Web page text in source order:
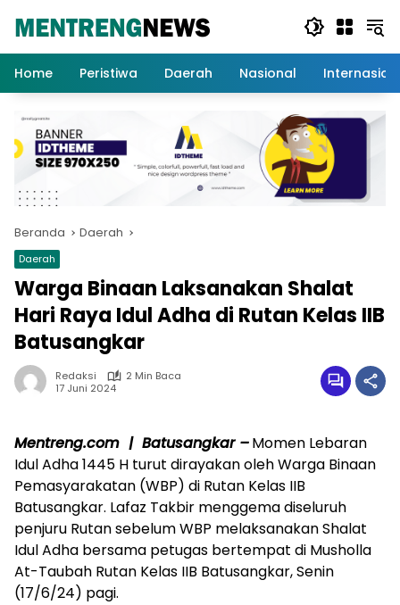
Home
Peristiwa Daerah Nasional
Beranda Daerah
Daerah
Warga Binaan Laksanakan Shalat
Hari Raya Idul Adha di Rutan Kelas IIB
Batusangkar
Redaksi
2 Min Baca
17 Juni 2024
Mentreng.com | Batusangkar –Momen Lebaran
Idul Adha 1445 H turut dirayakan oleh Warga Binaan
Pemasyarakatan (WBP) di Rutan Kelas IIB
Batusangkar. Lafaz Takbir menggema diseluruh
penjuru Rutan sebelum WBP melaksanakan Shalat
Idul Adha bersama petugas bertempat di Musholla
At-Taubah Rutan Kelas IIB Batusangkar, Senin
(17/6/24) pagi.